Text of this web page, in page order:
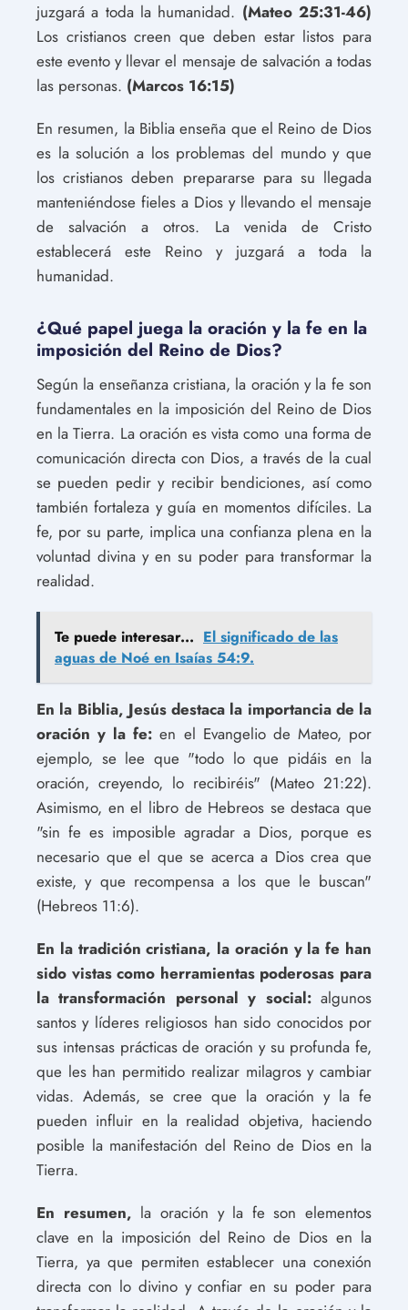
juzgará a toda la humanidad. (Mateo 25:31-46)
Los cristianos creen que deben estar listos para
este evento y llevar el mensaje de salvación a todas
las personas. (Marcos 16:15)
En resumen, la Biblia enseña que el Reino de Dios
es la solución a los problemas del mundo y que
los cristianos deben prepararse para su llegada
manteniéndose fieles a Dios y llevando el mensaje
de salvación a otros. La venida de Cristo
establecerá este Reino y juzgará a toda la
humanidad.
¿Qué papel juega la oración y la fe en la
imposición del Reino de Dios?
Según la enseñanza cristiana, la oración y la fe son
fundamentales en la imposición del Reino de Dios
en la Tierra. La oración es vista como una forma de
comunicación directa con Dios, a través de la cual
se pueden pedir y recibir bendiciones, así como
también fortaleza y guía en momentos difíciles. La
fe, por su parte, implica una confianza plena en la
voluntad divina y en su poder para transformar la
realidad.
Te puede interesar... El significado de las
aguas de Noé en Isaías 54:9.
En la Biblia, Jesús destaca la importancia de la
oración y la fe: en el Evangelio de Mateo, por
ejemplo, se lee que "todo lo que pidáis en la
oración, creyendo, lo recibiréis" (Mateo 21:22).
Asimismo, en el libro de Hebreos se destaca que
"sin fe es imposible agradar a Dios, porque es
necesario que el que se acerca a Dios crea que
existe, y que recompensa a los que le buscan"
(Hebreos 11:6).
En la tradición cristiana, la oración y la fe han
sido vistas como herramientas poderosas para
la transformación personal y social:algunos
santos y líderes religiosos han sido conocidos por
sus intensas prácticas de oración y su profunda fe,
que les han permitido realizar milagros y cambiar
vidas. Además, se cree que la oración y la fe
pueden influir en la realidad objetiva, haciendo
posible la manifestación del Reino de Dios en la
Tierra.
En resumen, la oración y la fe son elementos
clave en la imposición del Reino de Dios en la
Tierra, ya que permiten establecer una conexión
directa con lo divino y confiar en su poder para